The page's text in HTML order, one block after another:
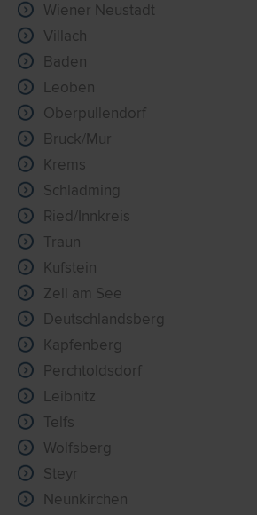
Wiener Neustadt
Villach
Baden
Leoben
Oberpullendorf
Bruck/Mur
Krems
Schladming
Ried/Innkreis
Traun
Kufstein
Zell am See
Deutschlandsberg
Kapfenberg
Perchtoldsdorf
Leibnitz
Telfs
Wolfsberg
Steyr
Neunkirchen